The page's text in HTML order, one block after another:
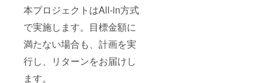
本プロジェクトはAll-in方式
で実施します。目標金額に
満たない場合も、計画を実
行し、リターンをお届けし
ます。